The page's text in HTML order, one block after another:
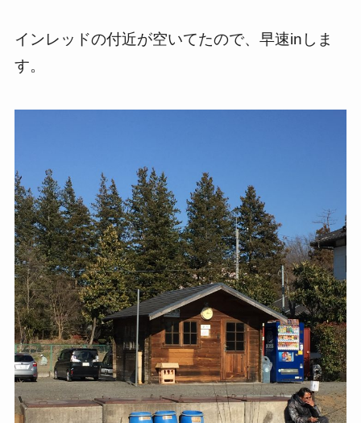
インレッドの付近が空いてたので、早速inしま
す。